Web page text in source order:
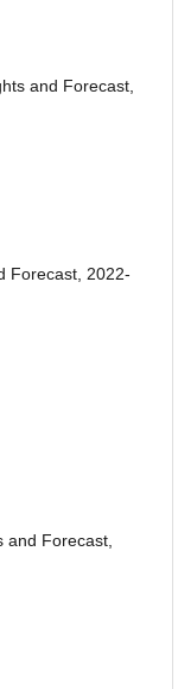
and Forecast,
Forecast, 2022-
and Forecast,